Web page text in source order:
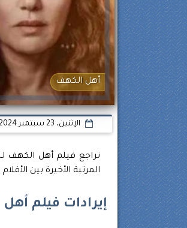
أهل الكهف
الإثنين، 23 سبتمبر 2024
تراجع فيلم أهل الكهف
المرتبة الأخيرة بين
إيرادات فيلم أهل